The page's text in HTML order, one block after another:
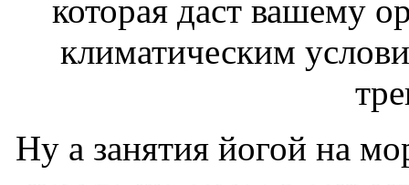
которая даст вашему
климатическим
Ну а занятия йогой на